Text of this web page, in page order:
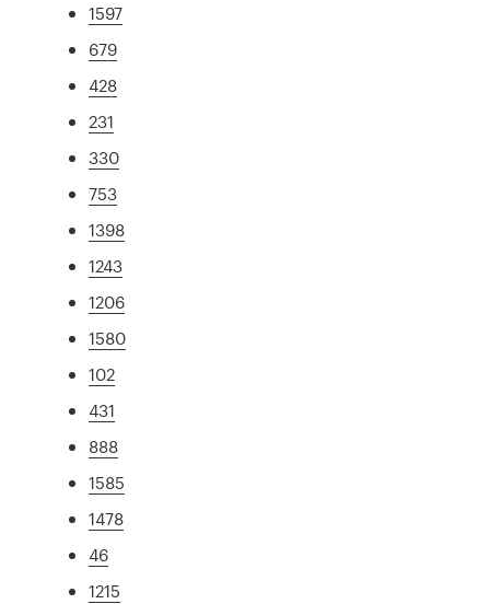
1597
679
428
231
330
753
1398
1243
1206
1580
102
431
888
1585
1478
46
1215